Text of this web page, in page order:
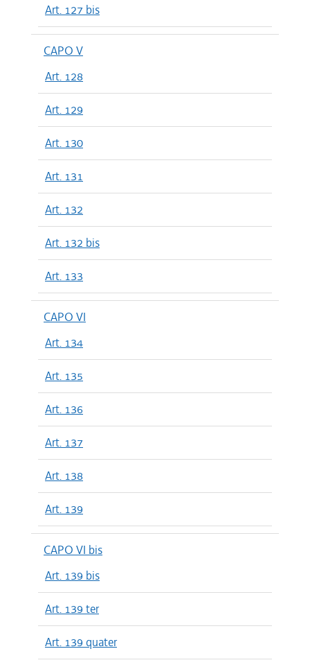
Art. 127 bis
CAPO V
Art. 128
Art. 129
Art. 130
Art. 131
Art. 132
Art. 132 bis
Art. 133
CAPO VI
Art. 134
Art. 135
Art. 136
Art. 137
Art. 138
Art. 139
CAPO VI bis
Art. 139 bis
Art. 139 ter
Art. 139 quater